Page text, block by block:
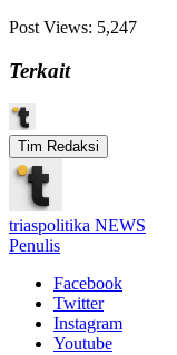
Post Views: 5,247
Terkait
Tim Redaksi
triaspolitika NEWS
Penulis
Facebook
Twitter
Instagram
Youtube